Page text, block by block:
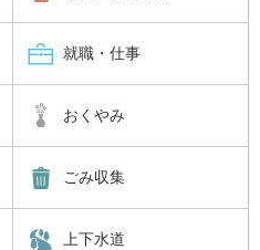
就職・仕事
おくやみ
ごみ収集
上下水道